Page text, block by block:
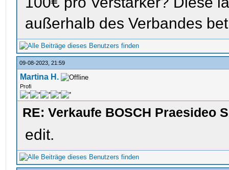
außerhalb des Verbandes
09-08-2023, 21:59
Martina H.
Profi
RE: Verkaufe BOSCH Praesideo
edit.